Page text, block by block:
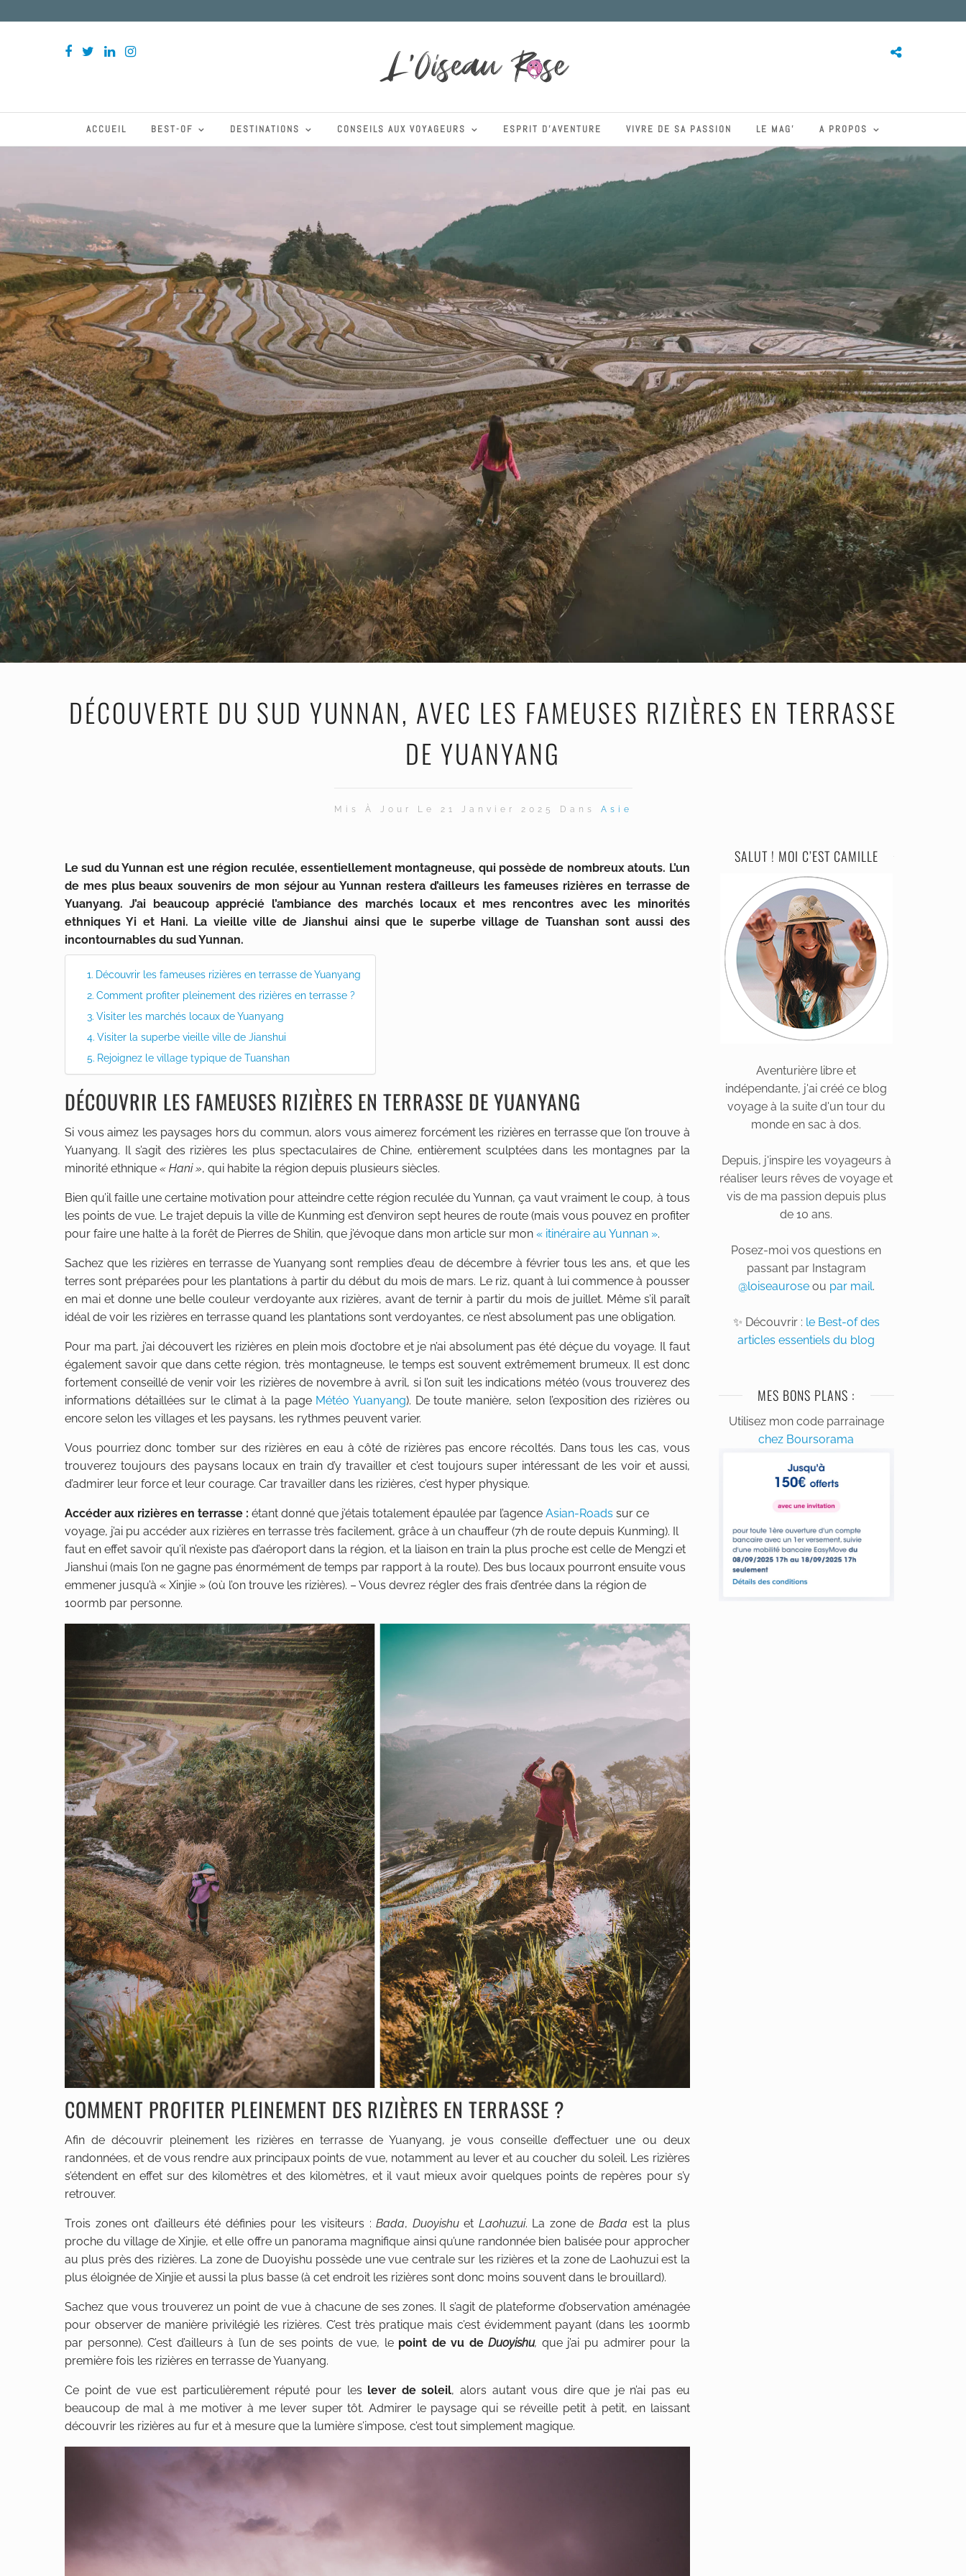
ACCUEIL BEST-OF DESTINATIONS CONSEILS AUX VOYAGEURS ESPRIT D’AVENTURE VIVRE DE SA PASSION LE MAG’ A PROPOS
DÉCOUVERTE DU SUD YUNNAN, AVEC LES FAMEUSES RIZIÈRES EN TERRASSE
DE YUANYANG
Mis À Jour Le 21 Janvier 2025 Dans Asie
Le sud du Yunnan est une région reculée, essentiellement montagneuse, qui possède de nombreux atouts. L’un
de mes plus beaux souvenirs de mon séjour au Yunnan restera d’ailleurs les fameuses rizières en terrasse de
Yuanyang. J’ai beaucoup apprécié l’ambiance des marchés locaux et mes rencontres avec les minorités
ethniques Yi et Hani. La vieille ville de Jianshui ainsi que le superbe village de Tuanshan sont aussi des
incontournables du sud Yunnan.
Découvrir les fameuses rizières en terrasse de Yuanyang
Comment profiter pleinement des rizières en terrasse ?
Visiter les marchés locaux de Yuanyang
Visiter la superbe vieille ville de Jianshui
Rejoignez le village typique de Tuanshan
DÉCOUVRIR LES FAMEUSES RIZIÈRES EN TERRASSE DE YUANYANG
Si vous aimez les paysages hors du commun, alors vous aimerez forcément les rizières en terrasse que l’on trouve à
Yuanyang. Il s’agit des rizières les plus spectaculaires de Chine, entièrement sculptées dans les montagnes par la
minorité ethnique « Hani », qui habite la région depuis plusieurs siècles.
Bien qu’il faille une certaine motivation pour atteindre cette région reculée du Yunnan, ça vaut vraiment le coup, à tous
les points de vue. Le trajet depuis la ville de Kunming est d’environ sept heures de route (mais vous pouvez en profiter
pour faire une halte à la forêt de Pierres de Shilin, que j’évoque dans mon article sur mon « itinéraire au Yunnan ».
Sachez que les rizières en terrasse de Yuanyang sont remplies d’eau de décembre à février tous les ans, et que les
terres sont préparées pour les plantations à partir du début du mois de mars. Le riz, quant à lui commence à pousser
en mai et donne une belle couleur verdoyante aux rizières, avant de ternir à partir du mois de juillet. Même s’il paraît
idéal de voir les rizières en terrasse quand les plantations sont verdoyantes, ce n’est absolument pas une obligation.
Pour ma part, j’ai découvert les rizières en plein mois d’octobre et je n’ai absolument pas été déçue du voyage. Il faut
également savoir que dans cette région, très montagneuse, le temps est souvent extrêmement brumeux. Il est donc
fortement conseillé de venir voir les rizières de novembre à avril, si l’on suit les indications météo (vous trouverez des
informations détaillées sur le climat à la page Météo Yuanyang). De toute manière, selon l’exposition des rizières ou
encore selon les villages et les paysans, les rythmes peuvent varier.
Vous pourriez donc tomber sur des rizières en eau à côté de rizières pas encore récoltés. Dans tous les cas, vous
trouverez toujours des paysans locaux en train d’y travailler et c’est toujours super intéressant de les voir et aussi,
d’admirer leur force et leur courage. Car travailler dans les rizières, c’est hyper physique.
Accéder aux rizières en terrasse : étant donné que j’étais totalement épaulée par l’agence Asian-Roads sur ce
voyage, j’ai pu accéder aux rizières en terrasse très facilement, grâce à un chauffeur (7h de route depuis Kunming). Il
faut en effet savoir qu’il n’existe pas d’aéroport dans la région, et la liaison en train la plus proche est celle de Mengzi et
Jianshui (mais l’on ne gagne pas énormément de temps par rapport à la route). Des bus locaux pourront ensuite vous
emmener jusqu’à « Xinjie » (où l’on trouve les rizières). – Vous devrez régler des frais d’entrée dans la région de
100rmb par personne.
COMMENT PROFITER PLEINEMENT DES RIZIÈRES EN TERRASSE ?
Afin de découvrir pleinement les rizières en terrasse de Yuanyang, je vous conseille d’effectuer une ou deux
randonnées, et de vous rendre aux principaux points de vue, notamment au lever et au coucher du soleil. Les rizières
s’étendent en effet sur des kilomètres et des kilomètres, et il vaut mieux avoir quelques points de repères pour s’y
retrouver.
Trois zones ont d’ailleurs été définies pour les visiteurs :Bada, Duoyishuet Laohuzui. La zone de Bada est la plus
proche du village de Xinjie, et elle offre un panorama magnifique ainsi qu’une randonnée bien balisée pour approcher
au plus près des rizières. La zone de Duoyishu possède une vue centrale sur les rizières et la zone de Laohuzui est la
plus éloignée de Xinjie et aussi la plus basse (à cet endroit les rizières sont donc moins souvent dans le brouillard).
Sachez que vous trouverez un point de vue à chacune de ses zones. Il s’agit de plateforme d’observation aménagée
pour observer de manière privilégié les rizières. C’est très pratique mais c’est évidemment payant (dans les 100rmb
par personne). C’est d’ailleurs à l’un de ses points de vue, le point de vu deDuoyishu, que j’ai pu admirer pour la
première fois les rizières en terrasse de Yuanyang.
Ce point de vue est particulièrement réputé pour les lever de soleil, alors autant vous dire que je n’ai pas eu
beaucoup de mal à me motiver à me lever super tôt. Admirer le paysage qui se réveille petit à petit, en laissant
découvrir les rizières au fur et à mesure que la lumière s’impose, c’est tout simplement magique.
SALUT ! MOI C’EST CAMILLE
Aventurière libre et
indépendante, j'ai créé ce blog
voyage à la suite d'un tour du
monde en sac à dos.
Depuis, j'inspire les voyageurs à
réaliser leurs rêves de voyage et
vis de ma passion depuis plus
de 10 ans.
Posez-moi vos questions en
passant par Instagram
@loiseauroseou par mail.
✨ Découvrir : le Best-of des
articles essentiels du blog
MES BONS PLANS :
Utilisez mon code parrainage
chez Boursorama